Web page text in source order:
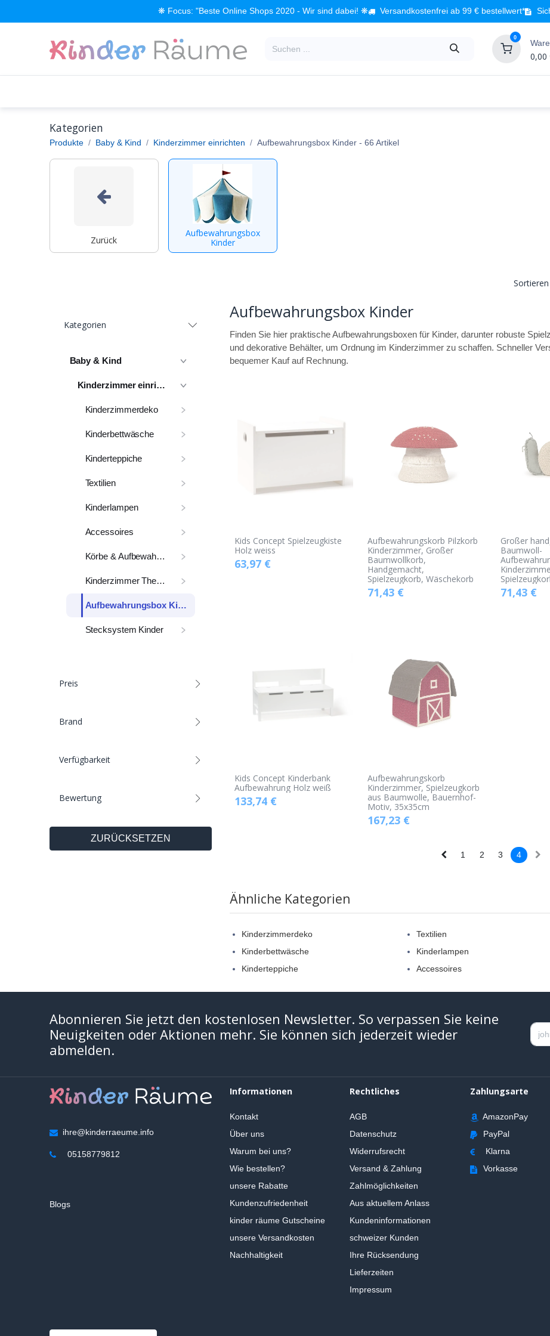
❋ Focus: "Beste Online Shops 2020 - Wir sind dabei! ❋ Versandkostenfrei ab 99 € bestellwert*
0
0,00
Kategorien
Produkte Baby & Kind Kinderzimmer einrichten Aufbewahrungsbox Kinder- 66 Artikel
Zurück
Aufbewahrungsbox
Kinder
Kategorien
Baby & Kind
Kinderzimmer einrichten
Kinderzimmerdeko
Kinderbettwäsche
Kinderteppiche
Textilien
Kinderlampen
Accessoires
Körbe & Aufbewahrung
Kinderzimmer Themen
Aufbewahrungsbox Kinder
Stecksystem Kinder
Preis
Brand
Verfügbarkeit
Bewertung
ZURÜCKSETZEN
Aufbewahrungsbox Kinder
Finden Sie hier praktische Aufbewahrungsboxen für Kinder, darunter robuste
und dekorative Behälter, um Ordnung im Kinderzimmer zu schaffen. Schneller
bequemer Kauf auf Rechnung.
Kids Concept Spielzeugkiste
Holz weiss
63,97€
Aufbewahrungskorb Pilzkorb
Kinderzimmer, Großer
Baumwollkorb,
Handgemacht,
Spielzeugkorb, Wäschekorb
71,43€
Großer
Baumwoll-
71,43 €
Kids Concept Kinderbank
Aufbewahrung Holz weiß
133,74€
Aufbewahrungskorb
Kinderzimmer, Spielzeugkorb
aus Baumwolle, Bauernhof-
Motiv, 35x35cm
167,23€
1 2 3 4
Ähnliche Kategorien
Kinderzimmerdeko
Kinderbettwäsche
Kinderteppiche
Textilien
Kinderlampen
Accessoires
Abonnieren Sie jetzt den kostenlosen Newsletter. So verpassen Sie keine
Neuigkeiten oder Aktionen mehr. Sie können sich jederzeit wieder
abmelden.
ihre@kinderraeume.info
05158779812
Blogs
Informationen
Kontakt
Über uns
Warum bei uns?
Wie bestellen?
unsere Rabatte
Kundenzufriedenheit
kinder räume Gutscheine
unsere Versandkosten
Nachhaltigkeit
Rechtliches
AGB
Datenschutz
Widerrufsrecht
Versand & Zahlung
Zahlmöglichkeiten
Aus aktuellem Anlass
Kundeninformationen
schweizer Kunden
Ihre Rücksendung
Lieferzeiten
Impressum
Zahlungsarte
AmazonPay
PayPal
Klarna
Vorkasse